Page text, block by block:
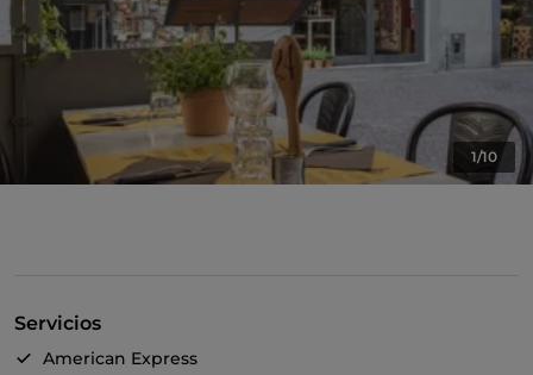
1/10
Servicios
American Express